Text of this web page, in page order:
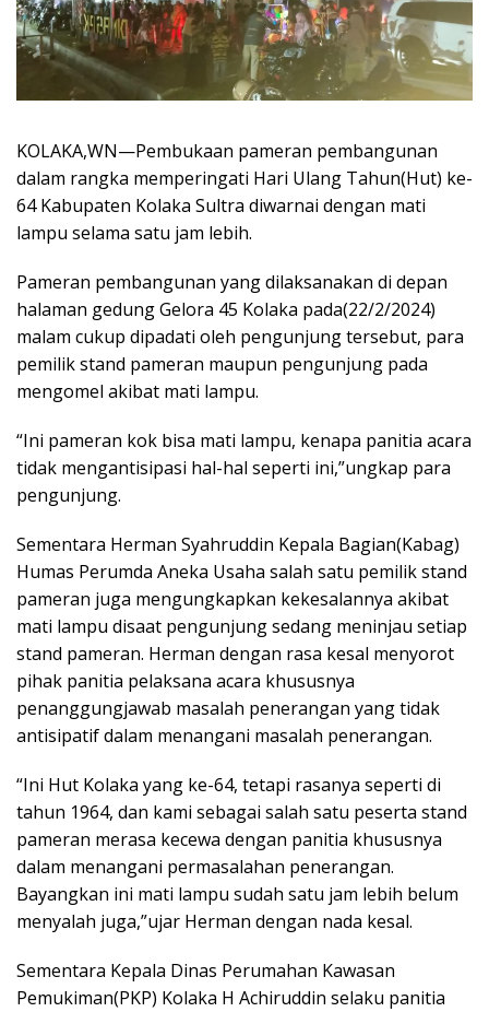
KOLAKA,WN—Pembukaan pameran pembangunan
dalam rangka memperingati Hari Ulang Tahun(Hut) ke-
64 Kabupaten Kolaka Sultra diwarnai dengan mati
lampu selama satu jam lebih.
Pameran pembangunan yang dilaksanakan di depan
halaman gedung Gelora 45 Kolaka pada(22/2/2024)
malam cukup dipadati oleh pengunjung tersebut, para
pemilik stand pameran maupun pengunjung pada
mengomel akibat mati lampu.
“Ini pameran kok bisa mati lampu, kenapa panitia acara
tidak mengantisipasi hal-hal seperti ini,”ungkap para
pengunjung.
Sementara Herman Syahruddin Kepala Bagian(Kabag)
Humas Perumda Aneka Usaha salah satu pemilik stand
pameran juga mengungkapkan kekesalannya akibat
mati lampu disaat pengunjung sedang meninjau setiap
stand pameran. Herman dengan rasa kesal menyorot
pihak panitia pelaksana acara khususnya
penanggungjawab masalah penerangan yang tidak
antisipatif dalam menangani masalah penerangan.
“Ini Hut Kolaka yang ke-64, tetapi rasanya seperti di
tahun 1964, dan kami sebagai salah satu peserta stand
pameran merasa kecewa dengan panitia khususnya
dalam menangani permasalahan penerangan.
Bayangkan ini mati lampu sudah satu jam lebih belum
menyalah juga,”ujar Herman dengan nada kesal.
Sementara Kepala Dinas Perumahan Kawasan
Pemukiman(PKP) Kolaka H Achiruddin selaku panitia